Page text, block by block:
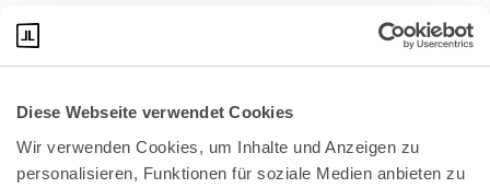
Diese Webseite verwendet Cookies
Wir verwenden Cookies, um Inhalte und Anzeigen zu
personalisieren, Funktionen für soziale Medien anbieten zu